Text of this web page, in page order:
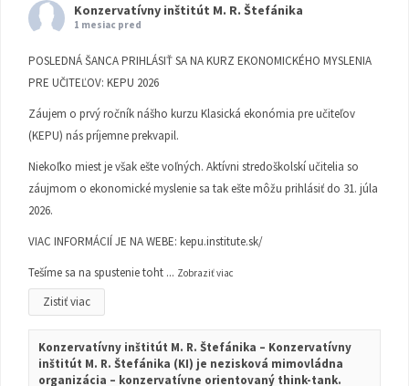
Konzervatívny inštitút M. R. Štefánika
1 mesiac pred
POSLEDNÁ ŠANCA PRIHLÁSIŤ SA NA KURZ EKONOMICKÉHO MYSLENIA
PRE UČITEĽOV: KEPU 2026
Záujem o prvý ročník nášho kurzu Klasická ekonómia pre učiteľov
(KEPU) nás príjemne prekvapil.
Niekoľko miest je však ešte voľných. Aktívni stredoškolskí učitelia so
záujmom o ekonomické myslenie sa tak ešte môžu prihlásiť do 31. júla
2026.
VIAC INFORMÁCIÍ JE NA WEBE: kepu.institute.sk/
Tešíme sa na spustenie toht ... Zobraziť viac
Zistiť viac
Konzervatívny inštitút M. R. Štefánika – Konzervatívny
inštitút M. R. Štefánika (KI) je nezisková mimovládna
organizácia – konzervatívne orientovaný think-tank.